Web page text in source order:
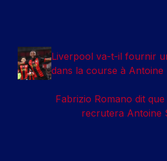
Liverpool va-t-il fournir
dans la course à Antoine
Fabrizio Romano dit
recrutera Antoine